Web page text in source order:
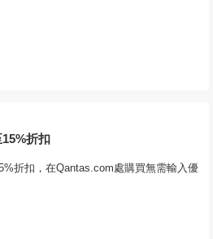
折扣
折扣，在Qantas.com處購買無需輸入優